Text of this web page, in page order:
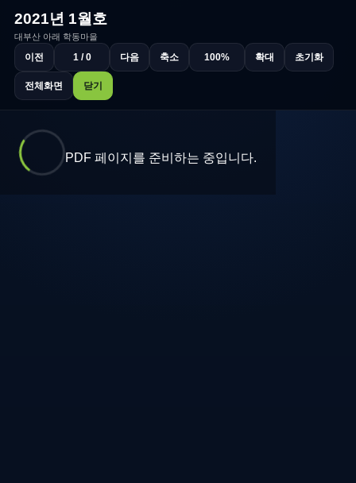
2021년 1월호
대부산 아래 학동마을
이전 1 / 0 다음 축소 100% 확대 초기화
전체화면 닫기
PDF 페이지를 준비하는 중입니다.